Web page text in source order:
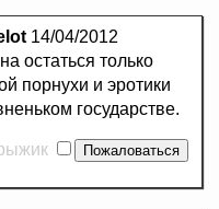
14/04/2012
остаться только
порнухи и эротики
государстве.